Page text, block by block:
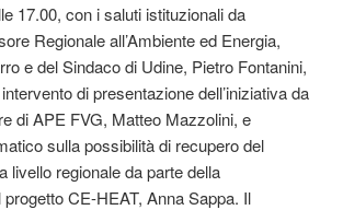
17.00, con i saluti istituzionali da
Regionale all’Ambiente ed Energia,
e del Sindaco di Udine, Pietro Fontanini,
di presentazione dell’iniziativa da
di APE FVG, Matteo Mazzolini, e
sulla possibilità di recupero del
livello regionale da parte della
CE-HEAT, Anna Sappa. Il